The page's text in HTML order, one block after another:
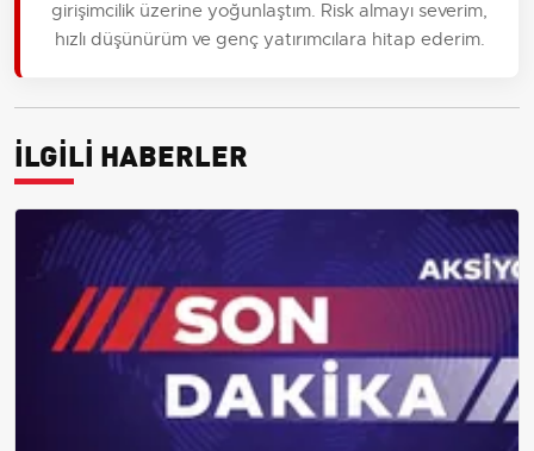
girişimcilik üzerine yoğunlaştım. Risk almayı severim,
hızlı düşünürüm ve genç yatırımcılara hitap ederim.
İLGİLİ HABERLER